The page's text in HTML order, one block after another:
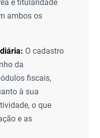
e titularidade
ambos os
O cadastro
da
fiscais,
à sua
o que
e as